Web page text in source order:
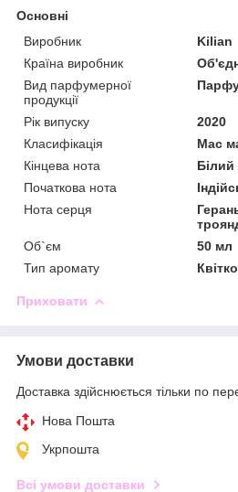
Основні
Виробник
Kilian
Країна виробник
Вид парфумерної
продукції
Рік випуску
2020
Класифікація
Мас
Кінцева нота
Початкова нота
Нота серця
Об`єм
50 мл
Тип аромату
Приховати
Умови доставки
Доставка здійснюється тільки по
Нова Пошта
Укрпошта
Всі умови доставки